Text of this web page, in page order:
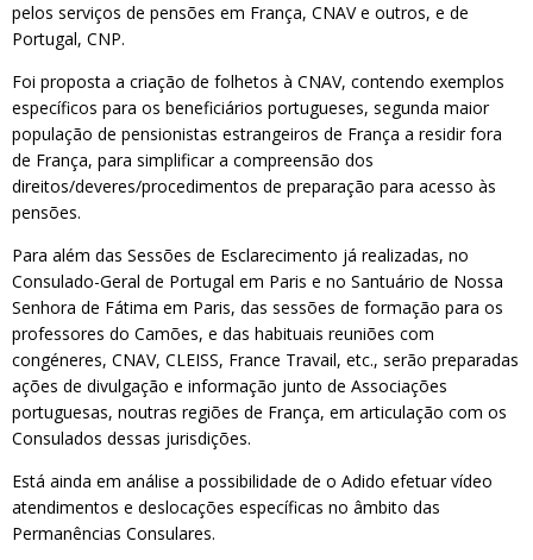
pelos serviços de pensões em França, CNAV e outros, e de
Portugal, CNP.
Foi proposta a criação de folhetos à CNAV, contendo exemplos
específicos para os beneficiários portugueses, segunda maior
população de pensionistas estrangeiros de França a residir fora
de França, para simplificar a compreensão dos
direitos/deveres/procedimentos de preparação para acesso às
pensões.
Para além das Sessões de Esclarecimento já realizadas, no
Consulado-Geral de Portugal em Paris e no Santuário de Nossa
Senhora de Fátima em Paris, das sessões de formação para os
professores do Camões, e das habituais reuniões com
congéneres, CNAV, CLEISS, France Travail, etc., serão preparadas
ações de divulgação e informação junto de Associações
portuguesas, noutras regiões de França, em articulação com os
Consulados dessas jurisdições.
Está ainda em análise a possibilidade de o Adido efetuar vídeo
atendimentos e deslocações específicas no âmbito das
Permanências Consulares.